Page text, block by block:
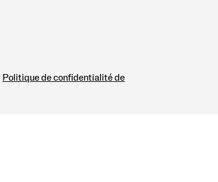
Politique de confidentialité de